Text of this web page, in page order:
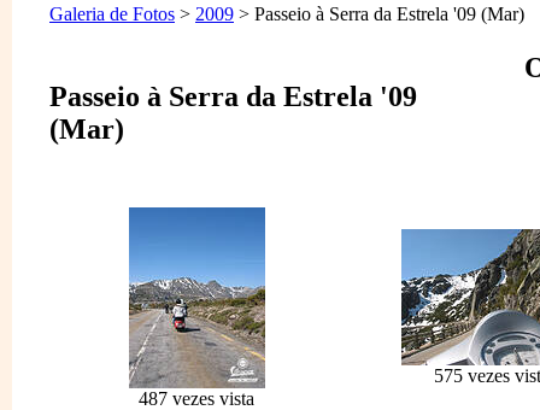
Galeria de Fotos > 2009 > Passeio à Serra da Estrela '09 (Mar)
Passeio à Serra da Estrela '09
(Mar)
487 vezes vista
575 vezes